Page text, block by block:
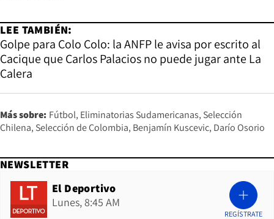
LEE TAMBIÉN:
Golpe para Colo Colo: la ANFP le avisa por escrito al
Cacique que Carlos Palacios no puede jugar ante La
Calera
Más sobre: Fútbol Eliminatorias Sudamericanas Selección
Chilena Selección de Colombia Benjamín Kuscevic Darío Osorio
NEWSLETTER
El Deportivo
Lunes, 8:45 AM
REGÍSTRATE